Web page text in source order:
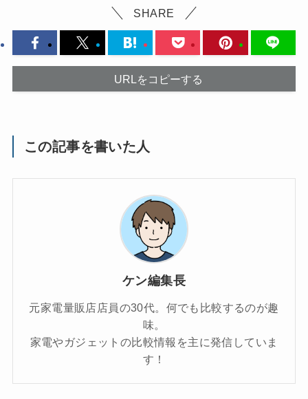
SHARE
URLをコピーする
この記事を書いた人
ケン編集長
元家電量販店店員の30代。何でも比較するのが趣
味。
家電やガジェットの比較情報を主に発信していま
す！